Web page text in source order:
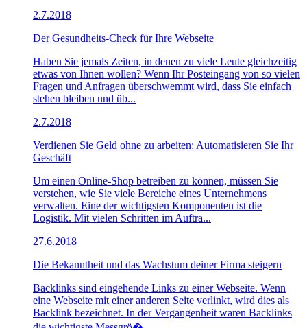
2.7.2018
Der Gesundheits-Check für Ihre Webseite
Haben Sie jemals Zeiten, in denen zu viele Leute gleichzeitig
etwas von Ihnen wollen? Wenn Ihr Posteingang von so vielen
Fragen und Anfragen überschwemmt wird, dass Sie einfach
stehen bleiben und üb...
2.7.2018
Verdienen Sie Geld ohne zu arbeiten: Automatisieren Sie Ihr
Geschäft
Um einen Online-Shop betreiben zu können, müssen Sie
verstehen, wie Sie viele Bereiche eines Unternehmens
verwalten. Eine der wichtigsten Komponenten ist die
Logistik. Mit vielen Schritten im Auftra...
27.6.2018
Die Bekanntheit und das Wachstum deiner Firma steigern
Backlinks sind eingehende Links zu einer Webseite. Wenn
eine Webseite mit einer anderen Seite verlinkt, wird dies als
Backlink bezeichnet. In der Vergangenheit waren Backlinks